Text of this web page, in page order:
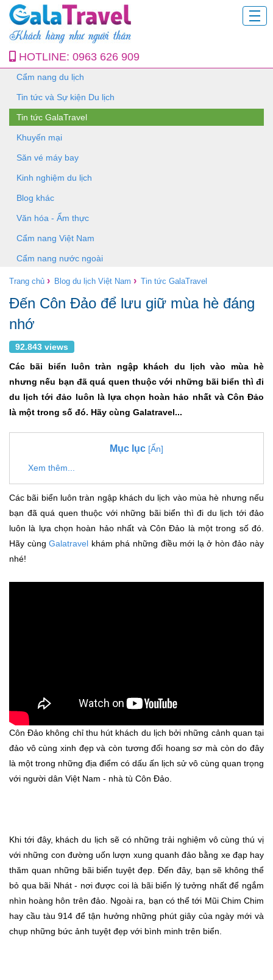
HOTLINE: 0963 626 909
Cẩm nang du lịch
Tin tức và Sự kiện Du lịch
Tin tức GalaTravel
Khuyến mại
Săn vé máy bay
Kinh nghiệm du lịch
Blog khác
Văn hóa - Ẩm thực
Cẩm nang Việt Nam
Cẩm nang nước ngoài
Trang chủ › Blog du lịch Việt Nam › Tin tức GalaTravel
Đến Côn Đảo để lưu giữ mùa hè đáng
nhớ
92.843 views
Các bãi biển luôn tràn ngập khách du lịch vào mùa hè
nhưng nếu bạn đã quá quen thuộc với những bãi biển thì đi
du lịch tới đảo luôn là lựa chọn hoàn hảo nhất và Côn Đảo
là một trong số đó. Hãy cùng Galatravel...
Mục lục [Ẩn]
Xem thêm...
Các bãi biển luôn tràn ngập khách du lịch vào mùa hè nhưng nếu
bạn đã quá quen thuộc với những bãi biển thì đi du lịch tới đảo
luôn là lựa chọn hoàn hảo nhất và Côn Đảo là một trong số đó.
Hãy cùngGalatravel khám phá những điều mới lạ ở hòn đảo này
nhé!
Côn Đảo không chỉ thu hút khách du lịch bởi những cảnh quan tại
đảo vô cùng xinh đẹp và còn tương đối hoang sơ mà còn do đây
là một trong những địa điểm có dấu ấn lịch sử vô cùng quan trọng
với người dân Việt Nam - nhà tù Côn Đảo.
Khi tới đây, khách du lịch sẽ có những trải nghiệm vô cùng thú vị
với những con đường uốn lượn xung quanh đảo bằng xe đạp hay
thăm quan những bãi biển tuyệt đẹp. Đến đây, bạn sẽ không thể
bỏ qua bãi Nhát - nơi được coi là bãi biển lý tưởng nhất để ngắm
nhìn hoàng hôn trên đảo. Ngoài ra, bạn có thể tới Mũi Chim Chim
hay cầu tàu 914 để tận hưởng những phút giây của ngày mới và
chụp những bức ảnh tuyệt đẹp với bình minh trên biển.